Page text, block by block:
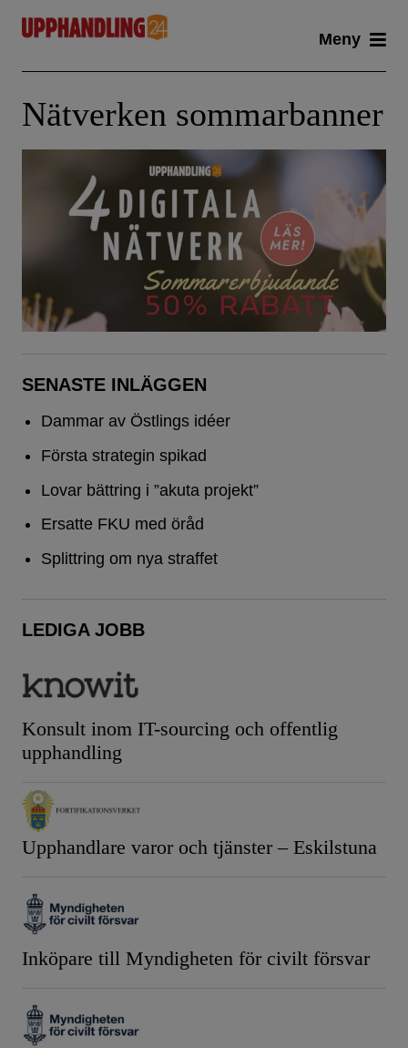
content
Meny
Nätverken sommarbanner
SENASTE INLÄGGEN
Dammar av Östlings idéer
Första strategin spikad
Lovar bättring i ”akuta projekt”
Ersatte FKU med öråd
Splittring om nya straffet
LEDIGA JOBB
Konsult inom IT-sourcing och offentlig
upphandling
Upphandlare varor och tjänster – Eskilstuna
Inköpare till Myndigheten för civilt försvar